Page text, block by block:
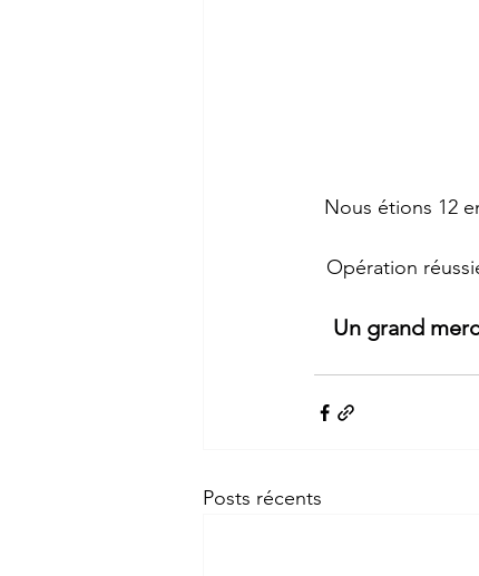
Nous étions 12
Opération
Un grand
Posts récents